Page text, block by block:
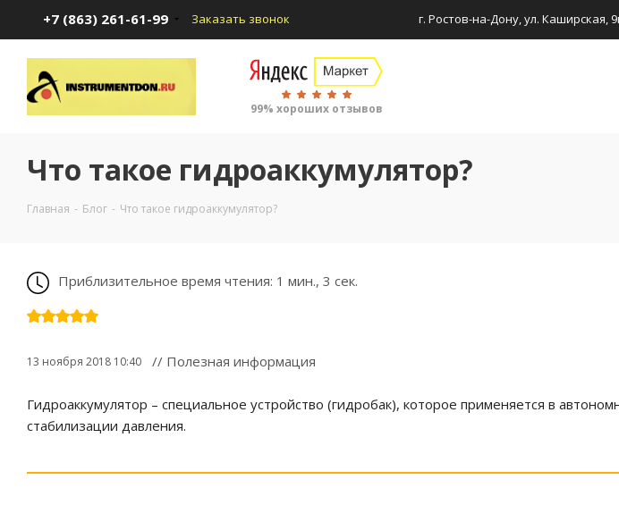
+7 (863) 261-61-99 Заказать звонок г. Ростов-на-Дону, ул. Каширская,
99% хороших отзывов
Что такое гидроаккумулятор?
Главная - Блог - Что такое гидроаккумулятор?
Приблизительное время чтения: 1 мин., 3 сек.
13 ноября 2018 10:40 // Полезная информация
Гидроаккумулятор – специальное устройство (гидробак), которое применяется в
стабилизации давления.